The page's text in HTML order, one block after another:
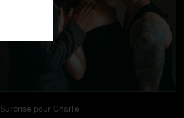
Surprise pour Charlie